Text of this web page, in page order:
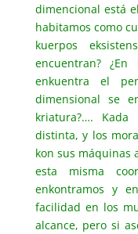
dimencional está
habitamos como
kuerpos
encuentran?
enkuentra el
dimensional se
kriatura?….
distinta, y los
kon sus máquinas
esta misma
enkontramos y
facilidad en los
alcance, pero si